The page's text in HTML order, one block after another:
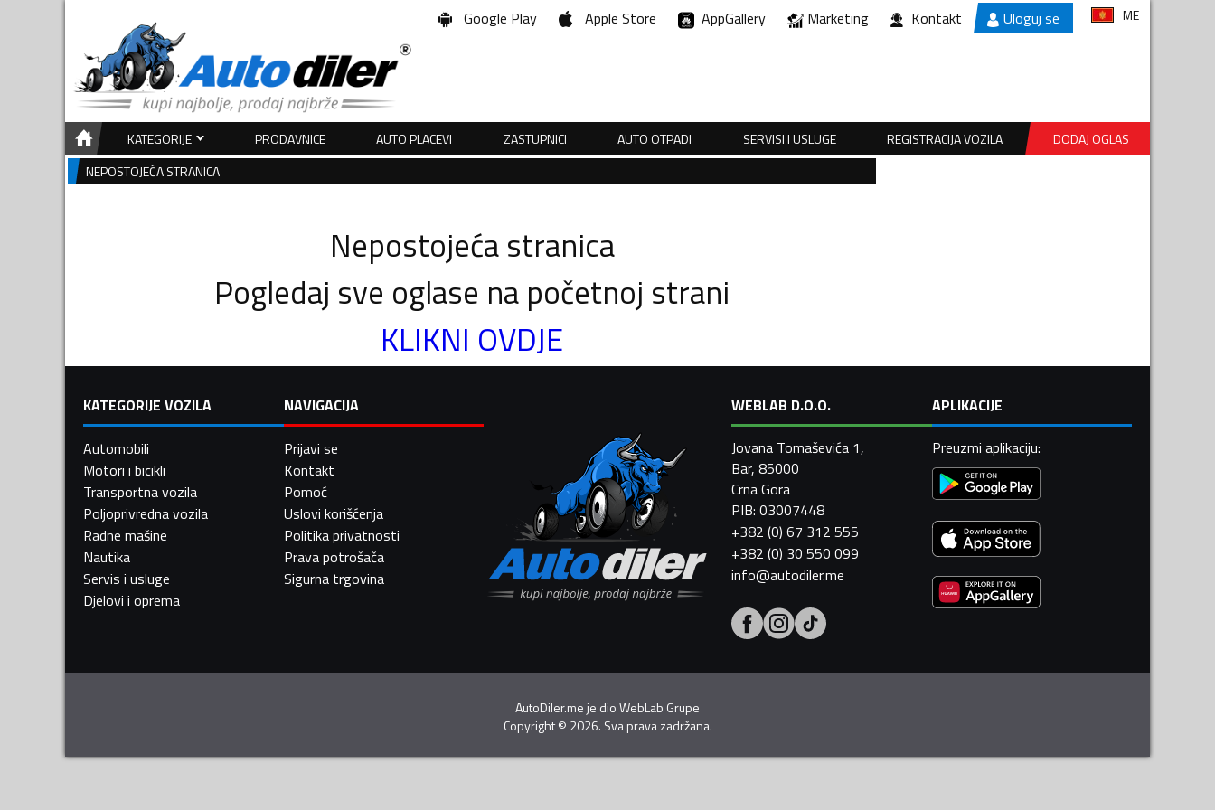
Google Play Apple Store AppGallery Marketing Kontakt Uloguj se ME
KATEGORIJE PRODAVNICE AUTO PLACEVI ZASTUPNICI AUTO OTPADI SERVISI I USLUGE REGISTRACIJA VOZILA
DODAJ OGLAS
NEPOSTOJEĆA STRANICA
Nepostojeća stranica
Pogledaj sve oglase na početnoj strani
KLIKNI OVDJE
KATEGORIJE VOZILA
Automobili
Motori i bicikli
Transportna vozila
Poljoprivredna vozila
Radne mašine
Nautika
Servis i usluge
Djelovi i oprema
NAVIGACIJA
Prijavi se
Kontakt
Pomoć
Uslovi korišćenja
Politika privatnosti
Prava potrošača
Sigurna trgovina
WEBLAB D.O.O.
Jovana Tomaševića 1,
Bar, 85000
Crna Gora
PIB: 03007448
+382 (0) 67 312 555
+382 (0) 30 550 099
info@autodiler.me
APLIKACIJE
Preuzmi aplikaciju:
AutoDiler.me je dioWebLab Grupe
Copyright© 2026. Sva prava zadržana.